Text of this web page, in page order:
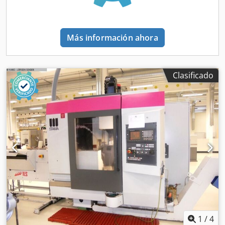
ajustables de forma continua 36 - 10.000 rpm Avance de
mm/min Dcodpot Hwtfofx Afmek Accionamiento del husillo
22 a 32 kW Accionamiento total 60 kW - 380 V - 50 Hz Peso
ejes con pantalla y entrada directa y varios subprogramas,
correcciones de herramientas, supervisión de
herramientas, programación paralela, etc. más Almacén
de carga de barras a la izquierda de la máquina, hasta 10
barras de Ø 80 mm cada una, Dispositivo giratorio CNC
montado con dispositivo de pinza para sujetar el material
de la barra en combinación con contrapunto hidráulico
como contracentro, Almacén automático de herramientas
con 66 posiciones de herramientas, Ø 125 x 300 lg.
Herramientas también con IKZ, con gestión de datos de
herramienta propia, viruta a viruta 4 seg. Control de la
presión de la herramienta mediante barrera de luz láser,
etc. Unidad de agarre y giro para sujetar la pieza durante
el "fresado de corte" y para soltarla de la barra restante y
colocarla en una cinta transportadora como pieza acabada
Más información ahora
Clasificado
1 /4